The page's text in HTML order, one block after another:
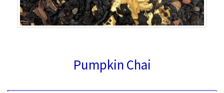
Pumpkin Chai